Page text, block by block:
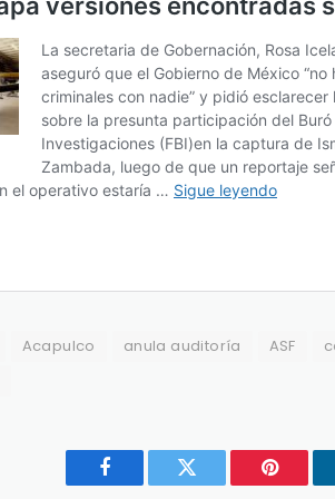
Acapulco anula auditoría ASF
Facebook Twitter